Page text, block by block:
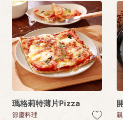
瑪格莉特薄片Pizza
節慶料理